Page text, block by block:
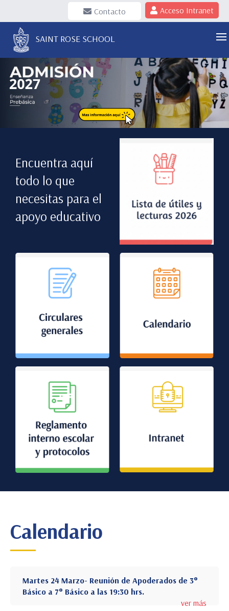
Contacto Acceso Intranet
SAINT ROSE SCHOOL
Encuentra aquí
todo lo que
necesitas para el
apoyo educativo
Calendario
Martes 24 Marzo- Reunión de Apoderados de 3°
Básico a 7° Básico a las 19:30 hrs.
ver más